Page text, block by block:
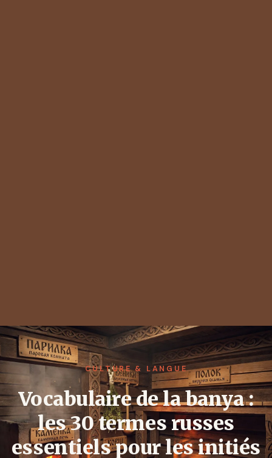
CULTURE & LANGUE
Vocabulaire de la banya :
les 30 termes russes
essentiels pour les initiés